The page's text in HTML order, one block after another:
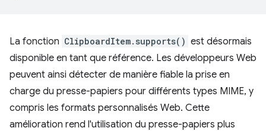
La fonction ClipboardItem.supports() est désormais
disponible en tant que référence. Les développeurs Web
peuvent ainsi détecter de manière fiable la prise en
charge du presse-papiers pour différents types MIME, y
compris les formats personnalisés Web. Cette
amélioration rend l'utilisation du presse-papiers plus